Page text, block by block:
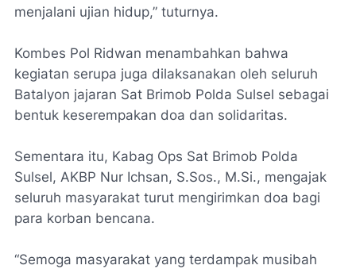
menjalani ujian hidup,” tuturnya.
Kombes Pol Ridwan menambahkan bahwa
kegiatan serupa juga dilaksanakan oleh seluruh
Batalyon jajaran Sat Brimob Polda Sulsel sebagai
bentuk keserempakan doa dan solidaritas.
Sementara itu, Kabag Ops Sat Brimob Polda
Sulsel, AKBP Nur Ichsan, S.Sos., M.Si., mengajak
seluruh masyarakat turut mengirimkan doa bagi
para korban bencana.
“Semoga masyarakat yang terdampak musibah